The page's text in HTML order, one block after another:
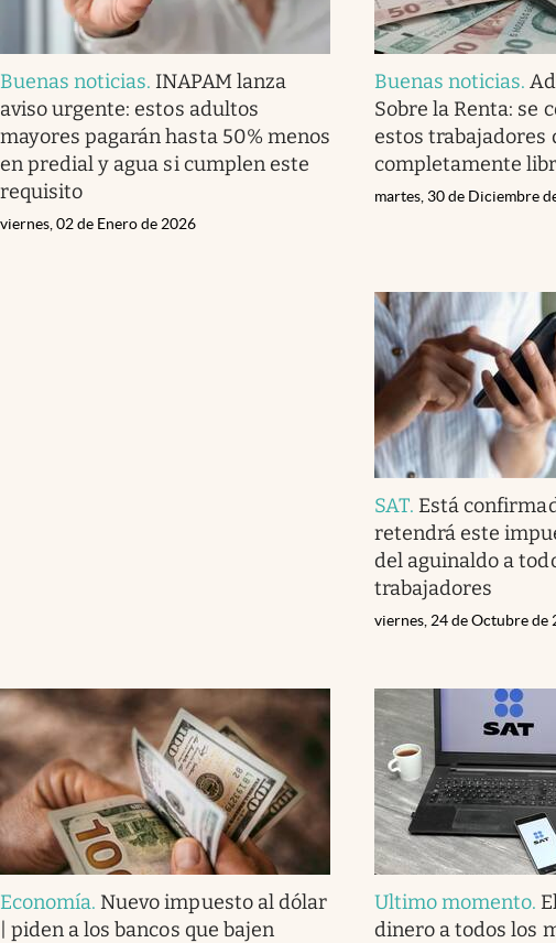
Buenas noticias. INAPAM lanza
aviso urgente: estos adultos
mayores pagarán hasta 50% menos
en predial y agua si cumplen este
requisito
viernes, 02 de Enero de 2026
Buenas noticias.
Sobre la Renta: se
estos trabajadores
completamente
martes, 30 de Diciembre
SAT. Está
retendrá este
del aguinaldo a
trabajadores
viernes, 24 de Octubre de
Economía. Nuevo impuesto al dólar
| piden a los bancos que bajen
Ultimo momento.
dinero a todos los